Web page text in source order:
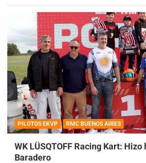
PILOTOS EKVP RMC BUENOS AIRES
WK LÜSQTOFF Racing Kart:
Baradero